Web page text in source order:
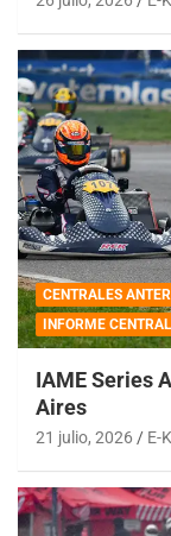
CENTRALES
INFORME CENTRAL
IAME Series
Aires
21 julio, 2026 E-